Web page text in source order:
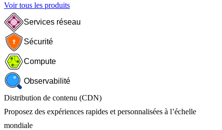
Voir tous les produits
Services réseau
Sécurité
Compute
Observabilité
Distribution de contenu (CDN)
Proposez des expériences rapides et personnalisées à l’échelle
mondiale